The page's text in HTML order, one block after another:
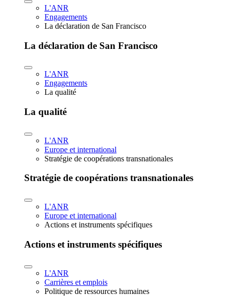
L'ANR
Engagements
La déclaration de San Francisco
La déclaration de San Francisco
L'ANR
Engagements
La qualité
La qualité
L'ANR
Europe et international
Stratégie de coopérations transnationales
Stratégie de coopérations transnationales
L'ANR
Europe et international
Actions et instruments spécifiques
Actions et instruments spécifiques
L'ANR
Carrières et emplois
Politique de ressources humaines